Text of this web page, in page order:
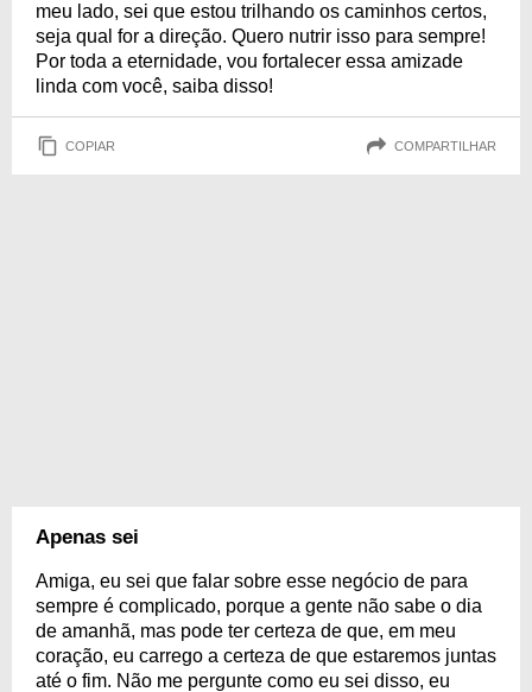
meu lado, sei que estou trilhando os caminhos certos,
seja qual for a direção. Quero nutrir isso para sempre!
Por toda a eternidade, vou fortalecer essa amizade
linda com você, saiba disso!
COPIAR COMPARTILHAR
Apenas sei
Amiga, eu sei que falar sobre esse negócio de para
sempre é complicado, porque a gente não sabe o dia
de amanhã, mas pode ter certeza de que, em meu
coração, eu carrego a certeza de que estaremos juntas
até o fim. Não me pergunte como eu sei disso, eu